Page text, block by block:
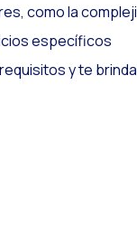
como la
específicos
y te